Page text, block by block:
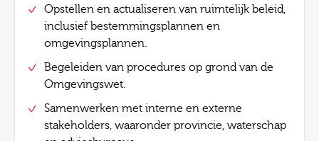
Opstellen en actualiseren van ruimtelijk beleid,
inclusief bestemmingsplannen en
omgevingsplannen.
Begeleiden van procedures op grond van de
Omgevingswet.
Samenwerken met interne en externe
stakeholders, waaronder provincie, waterschap